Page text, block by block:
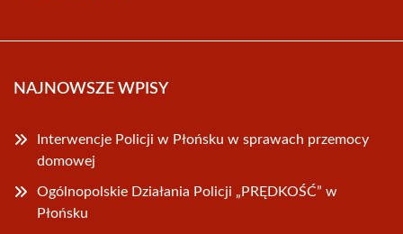
NAJNOWSZE WPISY
Interwencje Policji w Płońsku w sprawach przemocy
domowej
Ogólnopolskie Działania Policji „PRĘDKOŚĆ” w
Płońsku